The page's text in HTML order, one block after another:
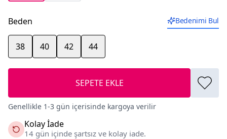
Beden Bedenimi Bul
38 40 42 44
SEPETE EKLE
Genellikle 1-3 gün içerisinde kargoya verilir
Kolay İade
14 gün içinde şartsız ve kolay iade.